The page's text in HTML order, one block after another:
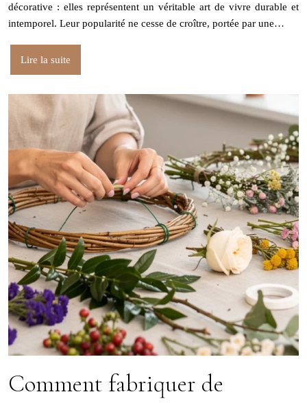
décorative : elles représentent un véritable art de vivre durable et
intemporel. Leur popularité ne cesse de croître, portée par une…
Lire la suite
Comment fabriquer de